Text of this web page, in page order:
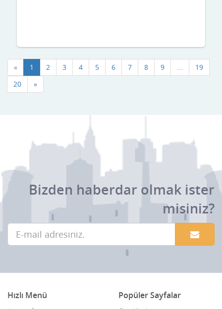
« 1 2 3 4 5 6 7 8 9
19
20
»
Bizden haberdar olmak ister
misiniz?
Hızlı Menü Popüler Sayfalar